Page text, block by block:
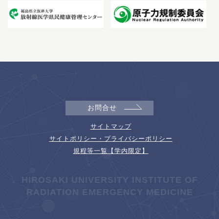
お問合せ
サイトマップ
サイトポリシー・プライバシーポリシー
規程等一覧【学内限定】
HIROSAKI UNIVERSITY INSTITUTE OF
RADIATION EMERGENCY MEDICINE